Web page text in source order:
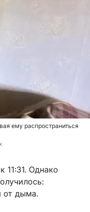
ему распространиться
11:31. Однако
от дыма.